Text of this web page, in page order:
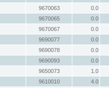
9670063
0.0
9670065
0.0
9670067
0.0
9690077
0.0
9690078
0.0
9690093
0.0
9650073
1.0
9610010
4.0